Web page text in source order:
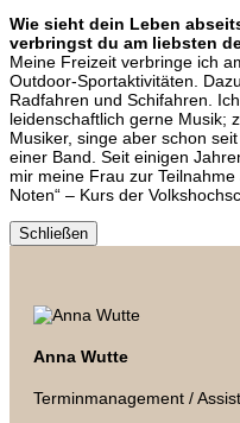
Wie sieht dein Leben
verbringst du am liebsten
Meine Freizeit verbringe ich
Outdoor-Sportaktivitäten.
Radfahren und Schifahren.
leidenschaftlich gerne Musik;
Musiker, singe aber schon
einer Band. Seit einigen
mir meine Frau zur
Noten“ – Kurs der
Schließen
Anna Wutte
Terminmanagement /